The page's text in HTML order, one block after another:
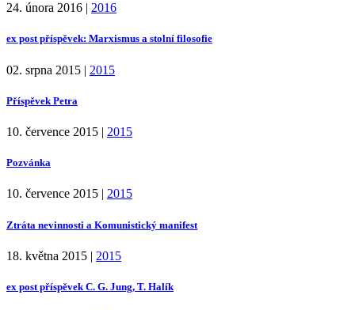
24. února 2016 | 2016
ex post příspěvek: Marxismus a stolní filosofie
02. srpna 2015 | 2015
Příspěvek Petra
10. července 2015 | 2015
Pozvánka
10. července 2015 | 2015
Ztráta nevinnosti a Komunistický manifest
18. května 2015 | 2015
ex post příspěvek C. G. Jung, T. Halík